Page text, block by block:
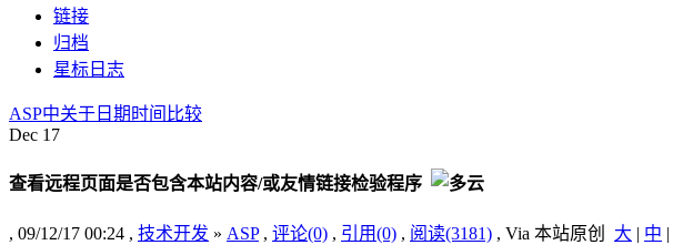
链接
归档
星标日志
ASP中关于日期时间比较
Dec 17
查看远程页面是否包含本站内容/或友情链接检验程序
, 09/12/17 00:24 , 技术开发 » ASP, 评论(0) , 引用(0) , 阅读(3181) , Via 本站原创 大 | 中 |